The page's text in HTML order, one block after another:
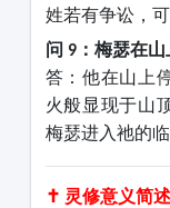
姓若有争讼，可
问 9：梅瑟在山
答：他在山上
火般显现于山
梅瑟进入祂的临
✝ 灵修意义简述